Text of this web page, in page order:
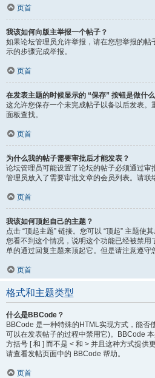
页首
我该如何向版主举报一个帖子？
如果论坛管理员允许举报，请在您想举报的帖
示的步骤完成举报。
页首
在发表主题的时候显示的 “保存” 按钮是做什
这允许您保存一个未完成帖子以备以后发表。
面板查找。
页首
为什么我的帖子需要审批后才能发表？
论坛管理员可能设置了论坛的帖子必须通过
管理员放入了需要审批文章的会员列表。请联
页首
我该如何顶起自己的主题？
点击 “顶起主题” 链接。您可以 “顶起” 主题使
您看不到这个情况，说明这个功能已经被禁
单的通过回复主题来顶起它。但是请注意遵守
页首
格式和主题类型
什么是BBCode？
BBCode 是一种特殊的HTML实现方式，能否
可以在发表帖子的过程中禁用它)。BBCode
方括号 [ 和 ] 而不是 < 和 > 并且这种方式提供
请查看发帖页面中的 BBCode 帮助。
页首